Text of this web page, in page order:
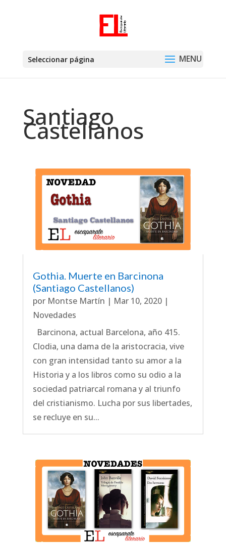
Seleccionar página
Santiago
Castellanos
Gothia. Muerte en Barcinona
(Santiago Castellanos)
por Montse Martín | Mar 10, 2020|
Novedades
Barcinona, actual Barcelona, año 415.
Clodia, una dama de la aristocracia, vive
con gran intensidad tanto su amor a la
Historia y a los libros como su odio a la
sociedad patriarcal romana y al triunfo
del cristianismo. Lucha por sus libertades,
se recluye en su...